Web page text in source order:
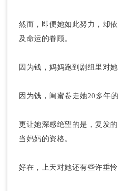
然而，即便她如此努力，却
及命运的眷顾。
因为钱，妈妈跑到剧组里对她
因为钱，闺蜜卷走她20多年的
更让她深感绝望的是，复发
当妈妈的资格。
好在，上天对她还有些许垂怜